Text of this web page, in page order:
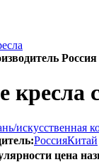
Россия
искусственная
РоссияКитай
цена